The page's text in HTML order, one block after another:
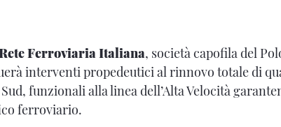
Ferroviaria Italiana, società capofila del
interventi propedeutici al rinnovo totale di
funzionali alla linea dell’Alta Velocità
ferroviario.